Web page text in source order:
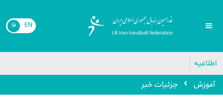
EN فا
اطلاعیه
آموزش
جزئیات خبر